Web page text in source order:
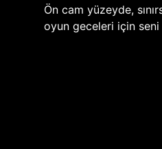
Ön cam yüzeyde,
oyun geceleri için